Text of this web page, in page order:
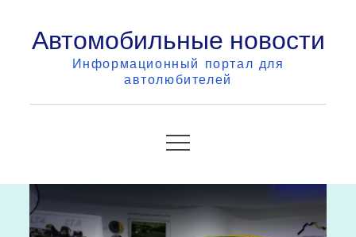
contentАвтомобильные новости
Информационный портал для
автолюбителей